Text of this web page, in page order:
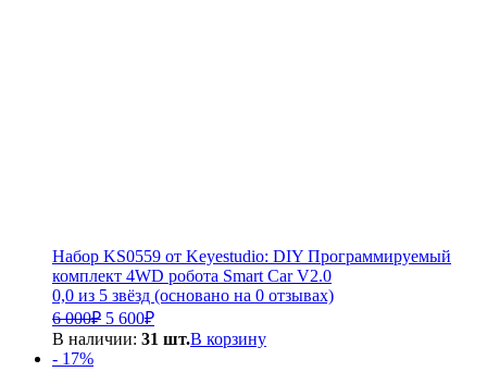
Набор KS0559 от Keyestudio: DIY Программируемый
комплект 4WD робота Smart Car V2.0
0,0 из 5 звёзд (основано на 0 отзывах)
6 000₽ Первоначальная
цена
5 600₽Текущая
цена:
В наличии: 31 шт.В корзину
- 17%